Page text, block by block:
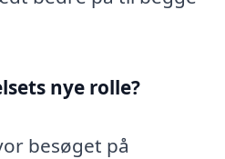
nye rolle?
besøget på